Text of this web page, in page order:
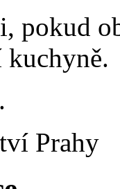
pokud
kuchyně.
Prahy